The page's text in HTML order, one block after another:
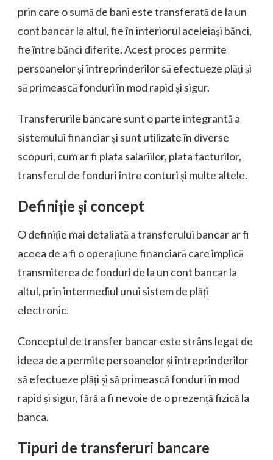
prin care o sumă de bani este transferată de la un
cont bancar la altul, fie în interiorul aceleiași bănci,
fie între bănci diferite. Acest proces permite
persoanelor și întreprinderilor să efectueze plăți și
să primească fonduri în mod rapid și sigur.
Transferurile bancare sunt o parte integrantă a
sistemului financiar și sunt utilizate în diverse
scopuri, cum ar fi plata salariilor, plata facturilor,
transferul de fonduri între conturi și multe altele.
Definiție și concept
O definiție mai detaliată a transferului bancar ar fi
aceea de a fi o operațiune financiară care implică
transmiterea de fonduri de la un cont bancar la
altul, prin intermediul unui sistem de plăți
electronic.
Conceptul de transfer bancar este strâns legat de
ideea de a permite persoanelor și întreprinderilor
să efectueze plăți și să primească fonduri în mod
rapid și sigur, fără a fi nevoie de o prezență fizică la
banca.
Tipuri de transferuri bancare